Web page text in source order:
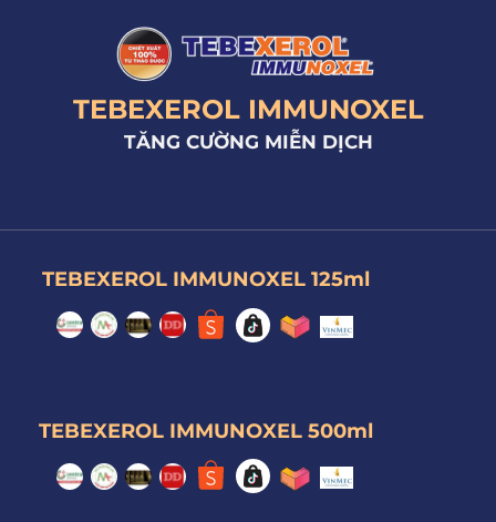
TEBEXEROL IMMUNOXEL
TĂNG CƯỜNG MIỄN DỊCH
TEBEXEROL IMMUNOXEL 125ml
TEBEXEROL IMMUNOXEL 500ml